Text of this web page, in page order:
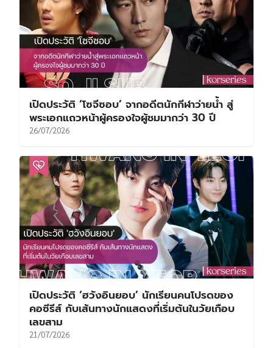
เปิดประวัติ ‘โซจีซอบ’ จากอดีตนักกีฬาว่ายน้ำ สู่
พระเอกแถวหน้าผู้ครองใจผู้ชมมากว่า 30 ปี
26/07/2026
เปิดประวัติ ‘ฮวังอินยอบ’ นักเรียนคนโปรดของ
คอซีรีส์ กับเส้นทางนักแสดงที่เริ่มต้นในวัยเกือบ
เลขสาม
21/07/2026